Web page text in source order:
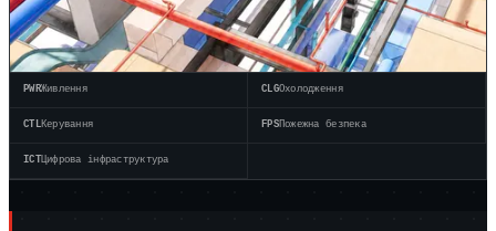
ВИРОБНИЦТВО
Струм великої сили,
технологічні ІТМ,
складні технічні
інтерфейси
ЖИТТЯ
Чисті кімнати,
контрольовані
середовища,
відповідність ІТМ
PWRЖивлення CLGОхолодження
CTLКерування FPSПожежна безпека
ICTЦифрова інфраструктура